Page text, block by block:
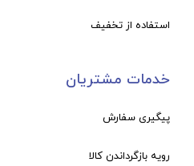
استفاده از تخفیف
خدمات مشتریان
پیگیری سفارش
رویه بازگرداندن کالا